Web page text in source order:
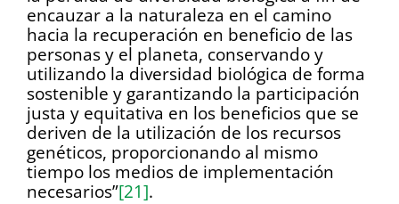
encauzar a la naturaleza en el camino
hacia la recuperación en beneficio de las
personas y el planeta, conservando y
utilizando la diversidad biológica de forma
sostenible y garantizando la participación
justa y equitativa en los beneficios que se
deriven de la utilización de los recursos
genéticos, proporcionando al mismo
tiempo los medios de implementación
necesarios”[21].